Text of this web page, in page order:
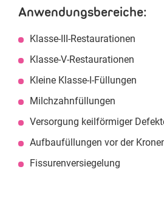
Anwendungsbereiche:
Klasse-III-Restaurationen
Klasse-V-Restaurationen
Kleine Klasse-I-Füllungen
Milchzahnfüllungen
Versorgung keilförmiger
Aufbaufüllungen vor der
Fissurenversiegelung